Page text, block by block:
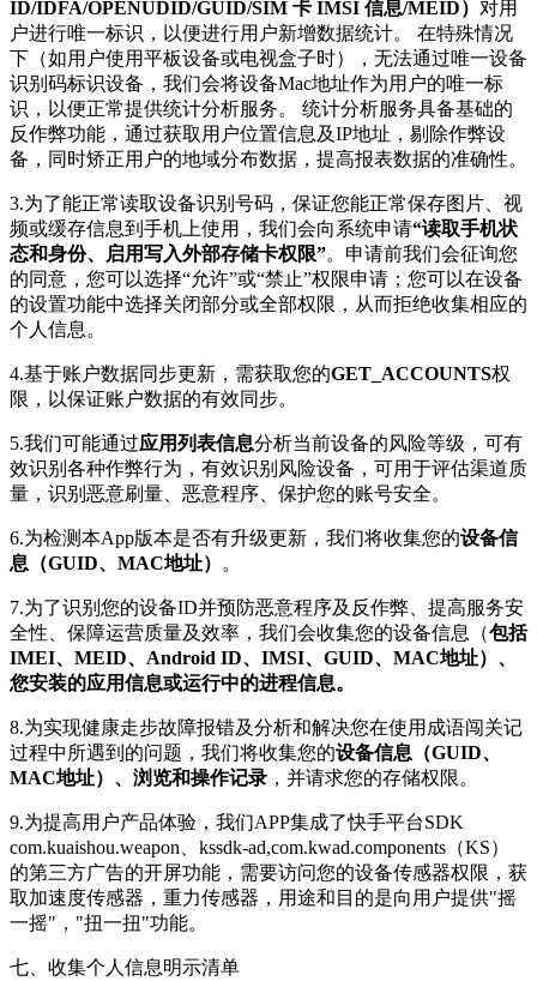
ID/IDFA/OPENUDID/GUID/SIM 卡 IMSI 信息/MEID） 对用
户进行唯一标识，以便进行用户新增数据统计。 在特殊情况
下（如用户使用平板设备或电视盒子时），无法通过唯一设备
识别码标识设备，我们会将设备Mac地址作为用户的唯一标
识，以便正常提供统计分析服务。 统计分析服务具备基础的
反作弊功能，通过获取用户位置信息及IP地址，剔除作弊设
备，同时矫正用户的地域分布数据，提高报表数据的准确性。
3.为了能正常读取设备识别号码，保证您能正常保存图片、视
频或缓存信息到手机上使用，我们会向系统申请“读取手机状
态和身份、启用写入外部存储卡权限”。申请前我们会征询您
的同意，您可以选择“允许”或“禁止”权限申请；您可以在设备
的设置功能中选择关闭部分或全部权限，从而拒绝收集相应的
个人信息。
4.基于账户数据同步更新，需获取您的GET_ACCOUNTS权
限，以保证账户数据的有效同步。
5.我们可能通过应用列表信息分析当前设备的风险等级，可有
效识别各种作弊行为，有效识别风险设备，可用于评估渠道质
量，识别恶意刷量、恶意程序、保护您的账号安全。
6.为检测本App版本是否有升级更新，我们将收集您的设备信
息（GUID、MAC地址）
。
7.为了识别您的设备ID并预防恶意程序及反作弊、提高服务安
全性、保障运营质量及效率，我们会收集您的设备信息（包括
IMEI、MEID、Android ID、IMSI、GUID、MAC地址）、
您安装的应用信息或运行中的进程信息。
8.为实现健康走步故障报错及分析和解决您在使用成语闯关记
过程中所遇到的问题，我们将收集您的设备信息（GUID、
MAC地址）、浏览和操作记录 ，并请求您的存储权限。
9.为提高用户产品体验，我们APP集成了快手平台SDK
com.kuaishou.weapon、kssdk-ad,com.kwad.components（KS）
的第三方广告的开屏功能，需要访问您的设备传感器权限，获
取加速度传感器，重力传感器，用途和目的是向用户提供"摇
一摇"，"扭一扭"功能。
七、收集个人信息明示清单